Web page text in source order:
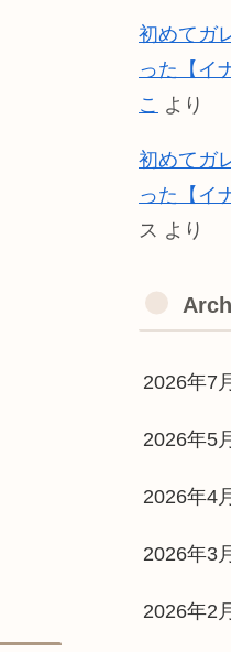
初めてガ
った【イ
こ より
初めてガ
った【イ
ス より
2026年7
2026年5
2026年4
2026年3
2026年2